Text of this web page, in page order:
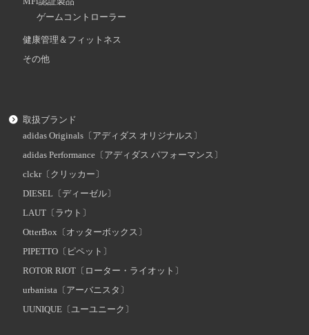
ゲームコントローラー
健康管理＆フィットネス
その他
取扱ブランド
adidas Originals〔アディダス オリジナルス〕
adidas Performance〔アディダス パフォーマンス〕
clckr〔クリッカー〕
DIESEL〔ディーゼル〕
LAUT〔ラウト〕
OtterBox〔オッターボックス〕
PIPETTO〔ピペット〕
ROTOR RIOT〔ローター・ライオット〕
urbanista〔アーバニスタ〕
UUNIQUE〔ユーユニーク〕